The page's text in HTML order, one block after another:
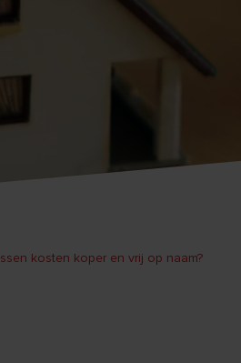
kosten koper en vrij op naam?